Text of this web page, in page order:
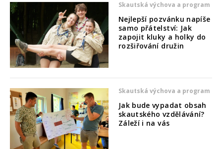
Skautská výchova a program
Nejlepší pozvánku napíše
samo přátelství: Jak
zapojit kluky a holky do
rozšiřování družin
Skautská výchova a program
Jak bude vypadat obsah
skautského vzdělávání?
Záleží i na vás